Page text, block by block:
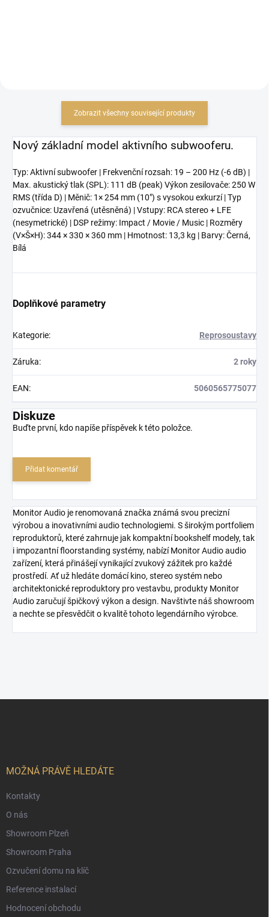
Zobrazit všechny související produkty
Nový základní model aktivního subwooferu.
Typ: Aktivní subwoofer | Frekvenční rozsah: 19 – 200 Hz (-6 dB) |
Max. akustický tlak (SPL): 111 dB (peak) Výkon zesilovače: 250 W
RMS (třída D) | Měnič: 1× 254 mm (10") s vysokou exkurzí | Typ
ozvučnice: Uzavřená (utěsněná) | Vstupy: RCA stereo + LFE
(nesymetrické) | DSP režimy: Impact / Movie / Music | Rozměry
(V×Š×H): 344 × 330 × 360 mm | Hmotnost: 13,3 kg | Barvy: Černá,
Bílá
Doplňkové parametry
Kategorie: Reprosoustavy
Záruka: 2 roky
EAN: 5060565775077
Diskuze
Buďte první, kdo napíše příspěvek k této položce.
Přidat komentář
Monitor Audio je renomovaná značka známá svou precizní
výrobou a inovativními audio technologiemi. S širokým portfoliem
reproduktorů, které zahrnuje jak kompaktní bookshelf modely, tak
i impozantní floorstanding systémy, nabízí Monitor Audio audio
zařízení, která přinášejí vynikající zvukový zážitek pro každé
prostředí. Ať už hledáte domácí kino, stereo systém nebo
architektonické reproduktory pro vestavbu, produkty Monitor
Audio zaručují špičkový výkon a design. Navštivte náš showroom
a nechte se přesvědčit o kvalitě tohoto legendárního výrobce.
MOŽNÁ PRÁVĚ HLEDÁTE
Kontakty
O nás
Showroom Plzeň
Showroom Praha
Ozvučení domu na klíč
Reference instalací
Hodnocení obchodu